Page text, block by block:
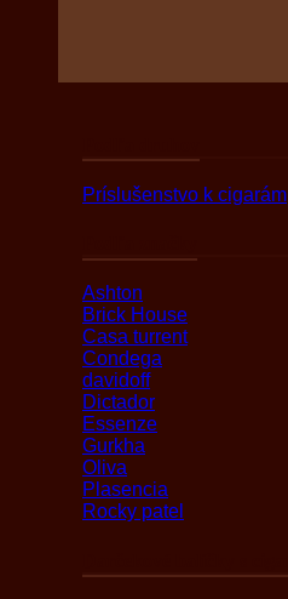
Príslušenstvo k cigarám
Ashton
Brick House
Casa turrent
Condega
davidoff
Dictador
Essenze
Gurkha
Oliva
Plasencia
Rocky patel